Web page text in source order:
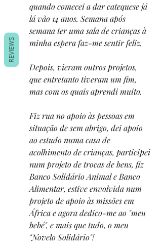
quando comecei a dar catequese já
lá vão 14 anos. Semana após
semana ter uma sala de crianças à
minha espera faz-me sentir feliz.
Depois, vieram outros projetos,
que entretanto tiveram um fim,
mas com os quais aprendi muito.
Fiz rua no apoio às pessoas em
situação de sem abrigo, dei apoio
ao estudo numa casa de
acolhimento de crianças, participei
num projeto de trocas de bens, fiz
Banco Solidário Animal e Banco
Alimentar, estive envolvida num
projeto de apoio às missões em
África e agora dedico-me ao "meu
bebé", e mais que tudo, o meu
"Novelo Solidário"!
REVIEWS